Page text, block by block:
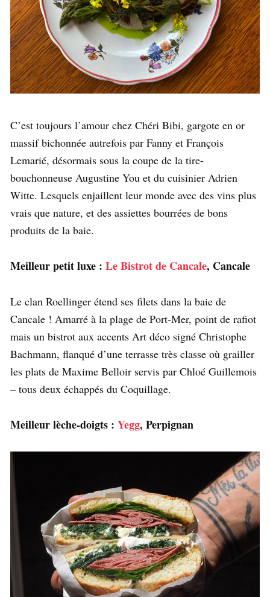
C’est toujours l’amour chez Chéri Bibi, gargote en or
massif bichonnée autrefois par Fanny et François
Lemarié, désormais sous la coupe de la tire-
bouchonneuse Augustine You et du cuisinier Adrien
Witte. Lesquels enjaillent leur monde avec des vins plus
vrais que nature, et des assiettes bourrées de bons
produits de la baie.
Meilleur petit luxe : Le Bistrot de Cancale, Cancale
Le clan Roellinger étend ses filets dans la baie de
Cancale ! Amarré à la plage de Port-Mer, point de rafiot
mais un bistrot aux accents Art déco signé Christophe
Bachmann, flanqué d’une terrasse très classe où grailler
les plats de Maxime Belloir servis par Chloé Guillemois
– tous deux échappés du Coquillage.
Meilleur lèche-doigts : Yegg, Perpignan